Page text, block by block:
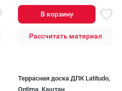
В корзину
Рассчитать материал
Террасная доска ДПК Latitudo,
Optima, Каштан